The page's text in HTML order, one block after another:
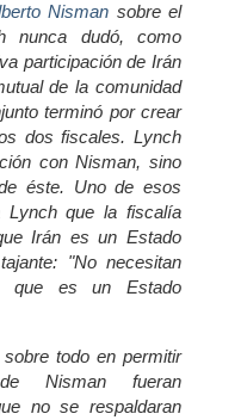
Nisman sobre el
nunca dudó, como
participación de Irán
de la comunidad
terminó por crear
dos fiscales. Lynch
con Nisman, sino
éste. Uno de esos
que la fiscalía
Irán es un Estado
"No necesitan
que es un Estado
todo en permitir
Nisman fueran
no se respaldaran